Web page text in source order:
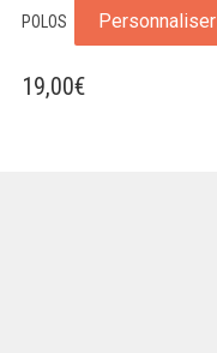
POLOS Personnaliser
19,00€